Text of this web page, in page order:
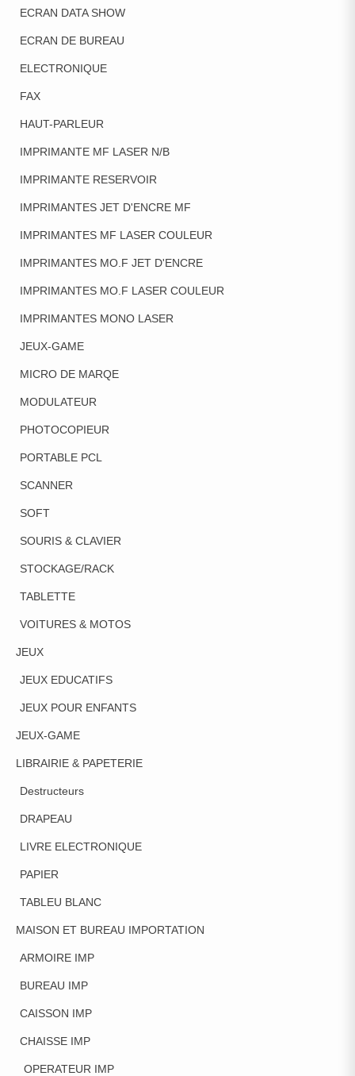
ECRAN DATA SHOW
ECRAN DE BUREAU
ELECTRONIQUE
FAX
HAUT-PARLEUR
IMPRIMANTE MF LASER N/B
IMPRIMANTE RESERVOIR
IMPRIMANTES JET D'ENCRE MF
IMPRIMANTES MF LASER COULEUR
IMPRIMANTES MO.F JET D'ENCRE
IMPRIMANTES MO.F LASER COULEUR
IMPRIMANTES MONO LASER
JEUX-GAME
MICRO DE MARQE
MODULATEUR
PHOTOCOPIEUR
PORTABLE PCL
SCANNER
SOFT
SOURIS & CLAVIER
STOCKAGE/RACK
TABLETTE
VOITURES & MOTOS
JEUX
JEUX EDUCATIFS
JEUX POUR ENFANTS
JEUX-GAME
LIBRAIRIE & PAPETERIE
Destructeurs
DRAPEAU
LIVRE ELECTRONIQUE
PAPIER
TABLEU BLANC
MAISON ET BUREAU IMPORTATION
ARMOIRE IMP
BUREAU IMP
CAISSON IMP
CHAISSE IMP
OPERATEUR IMP